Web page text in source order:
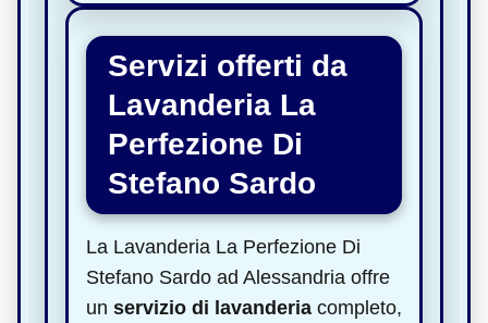
Servizi offerti da
Lavanderia La
Perfezione Di
Stefano Sardo
La Lavanderia La Perfezione Di
Stefano Sardo ad Alessandria offre
un servizio di lavanderia completo,